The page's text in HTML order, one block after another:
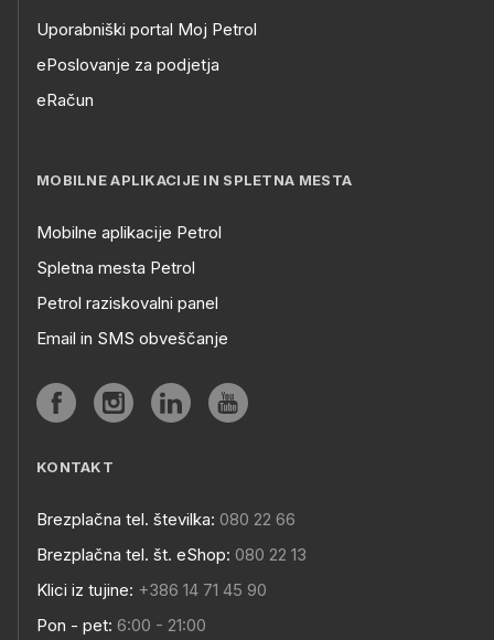
Uporabniški portal Moj Petrol
ePoslovanje za podjetja
eRačun
MOBILNE APLIKACIJE IN SPLETNA MESTA
Mobilne aplikacije Petrol
Spletna mesta Petrol
Petrol raziskovalni panel
Email in SMS obveščanje
KONTAKT
Brezplačna tel. številka: 080 22 66
Brezplačna tel. št. eShop: 080 22 13
Klici iz tujine: +386 14 71 45 90
Pon - pet: 6:00 - 21:00